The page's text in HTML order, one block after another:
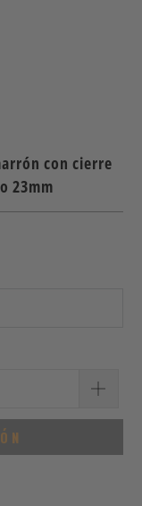
con cierre
23mm